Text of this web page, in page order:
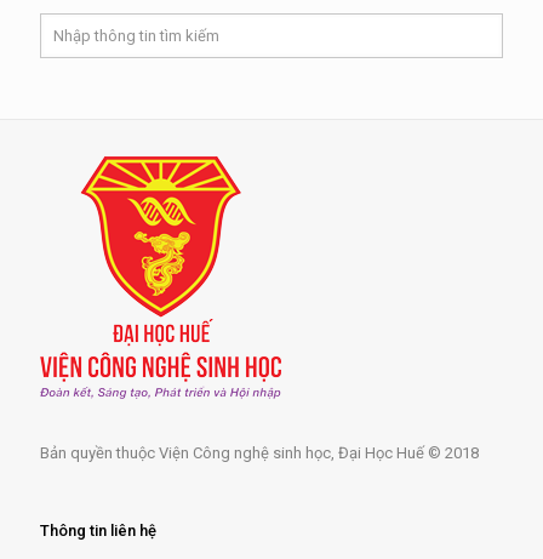
Bản quyền thuộc Viện Công nghệ sinh học, Đại Học Huế © 2018
Thông tin liên hệ